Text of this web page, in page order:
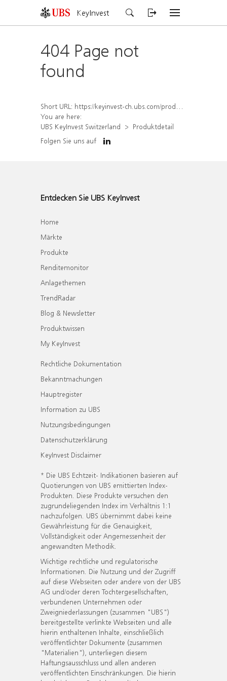
KeyInvest
404 Page not
found
Short URL: https://keyinvest-ch.ubs.com/produkt/detail/index/isin/CH1579756417
You are here:
UBS KeyInvest Switzerland
Produktdetail
Folgen Sie uns auf
Entdecken Sie UBS KeyInvest
Home
Märkte
Produkte
Renditemonitor
Anlagethemen
TrendRadar
Blog & Newsletter
Produktwissen
My KeyInvest
Rechtliche Dokumentation
Bekanntmachungen
Hauptregister
Information zu UBS
Nutzungsbedingungen
Datenschutzerklärung
KeyInvest Disclaimer
* Die UBS Echtzeit- Indikationen basieren auf
Quotierungen von UBS emittierten Index-
Produkten. Diese Produkte versuchen den
zugrundeliegenden Index im Verhältnis 1:1
nachzufolgen. UBS übernimmt dabei keine
Gewährleistung für die Genauigkeit,
Vollständigkeit oder Angemessenheit der
angewandten Methodik.
Wichtige rechtliche und regulatorische
Informationen. Die Nutzung und der Zugriff
auf diese Webseiten oder andere von der UBS
AG und/oder deren Tochtergesellschaften,
verbundenen Unternehmen oder
Zweigniederlassungen (zusammen "UBS")
bereitgestellte verlinkte Webseiten und alle
hierin enthaltenen Inhalte, einschließlich
veröffentlichter Dokumente (zusammen
"Materialien"), unterliegen diesem
Haftungsausschluss und allen anderen
veröffentlichten Einschränkungen. Die hierin